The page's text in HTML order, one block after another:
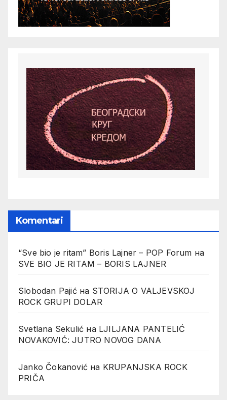
Komentari
“Sve bio je ritam” Boris Lajner – POP Forum на
SVE BIO JE RITAM – BORIS LAJNER
Slobodan Pajićна STORIJA O VALJEVSKOJ
ROCK GRUPI DOLAR
Svetlana Sekulić на LJILJANA PANTELIĆ
NOVAKOVIĆ: JUTRO NOVOG DANA
Janko Čokanović на KRUPANJSKA ROCK
PRIČA